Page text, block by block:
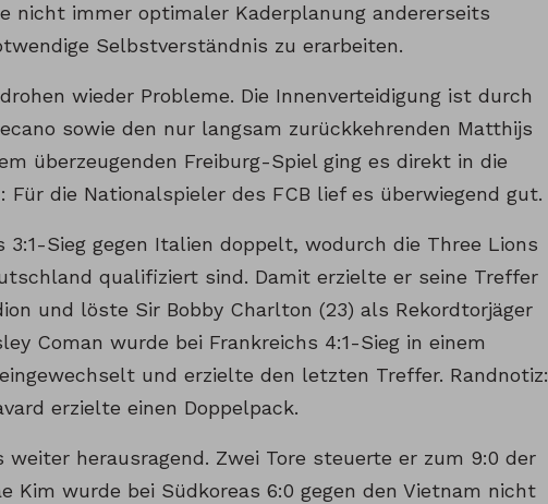
nicht immer optimaler Kaderplanung andererseits
Selbstverständnis zu erarbeiten.
wieder Probleme. Die Innenverteidigung ist durch
sowie den nur langsam zurückkehrenden Matthijs
überzeugenden Freiburg-Spiel ging es direkt in die
Für die Nationalspieler des FCB lief es überwiegend gut.
3:1-Sieg gegen Italien doppelt, wodurch die Three Lions
qualifiziert sind. Damit erzielte er seine Treffer
und löste Sir Bobby Charlton (23) als Rekordtorjäger
Coman wurde bei Frankreichs 4:1-Sieg in einem
und erzielte den letzten Treffer. Randnotiz:
erzielte einen Doppelpack.
herausragend. Zwei Tore steuerte er zum 9:0 der
Kim wurde bei Südkoreas 6:0 gegen den Vietnam nicht